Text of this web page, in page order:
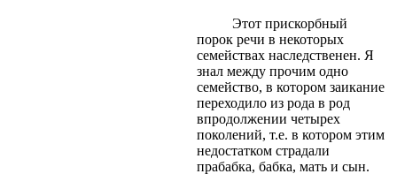
Этот прискорбный
порок речи в некоторых
семействах наследственен. Я
знал между прочим одно
семейство, в котором заикание
переходило из рода в род
впродолжении четырех
поколений, т.е. в котором этим
недостатком страдали
прабабка, бабка, мать и сын.